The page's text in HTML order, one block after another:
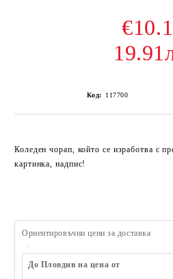
Код: 117700
Коледен чорап, който се изработва с
картинка, надпис!
Ориентировъчни цени за доставка
До Пловдив на цена от